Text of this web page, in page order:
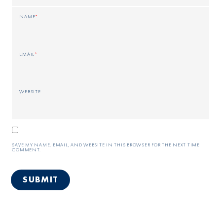
NAME*
EMAIL*
WEBSITE
SAVE MY NAME, EMAIL, AND WEBSITE IN THIS BROWSER FOR THE NEXT TIME I
COMMENT.